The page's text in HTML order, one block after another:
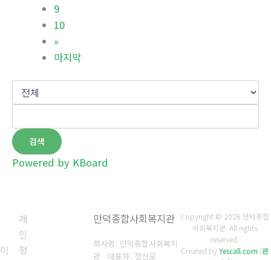
9
10
»
마지막
검색
Powered by KBoard
이
개
인
정
만덕종합사회복지관
회사명: 만덕종합사회복지
관 대표자: 정신모
Copyright © 2026 만덕종합
사회복지관. All rights
reserved.
Created byYescall.com [관